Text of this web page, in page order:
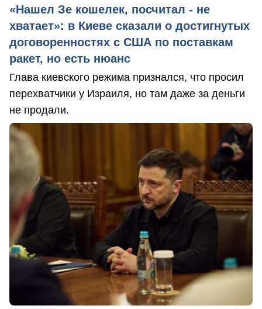
«Нашел Зе кошелек, посчитал - не
хватает»: в Киеве сказали о достигнутых
договоренностях с США по поставкам
ракет, но есть нюанс
Глава киевского режима признался, что просил
перехватчики у Израиля, но там даже за деньги
не продали.